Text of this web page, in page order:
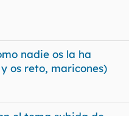
nadie os la ha
os reto, maricones)